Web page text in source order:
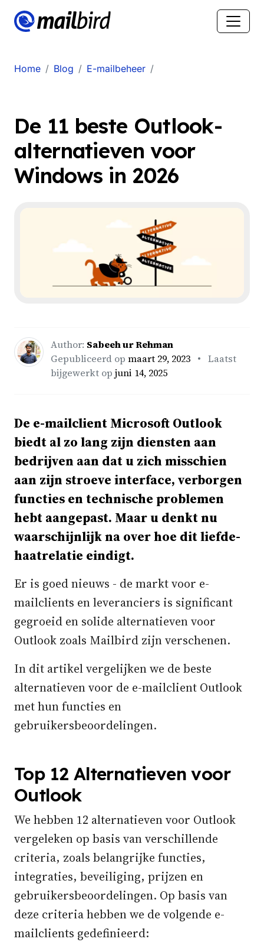
Home Blog E-mailbeheer
De 11 beste Outlook-
alternatieven voor
Windows in 2026
Author: Sabeeh ur Rehman
Gepubliceerd op maart 29, 2023 • Laatst
bijgewerkt op juni 14, 2025
De e-mailclient Microsoft Outlook
biedt al zo lang zijn diensten aan
bedrijven aan dat u zich misschien
aan zijn stroeve interface, verborgen
functies en technische problemen
hebt aangepast. Maar u denkt nu
waarschijnlijk na over hoe dit liefde-
haatrelatie eindigt.
Er is goed nieuws - de markt voor e-
mailclients en leveranciers is significant
gegroeid en solide alternatieven voor
Outlook zoals Mailbird zijn verschenen.
In dit artikel vergelijken we de beste
alternatieven voor de e-mailclient Outlook
met hun functies en
gebruikersbeoordelingen.
Top 12 Alternatieven voor
Outlook
We hebben 12 alternatieven voor Outlook
vergeleken op basis van verschillende
criteria, zoals belangrijke functies,
integraties, beveiliging, prijzen en
gebruikersbeoordelingen. Op basis van
deze criteria hebben we de volgende e-
mailclients gedefinieerd: